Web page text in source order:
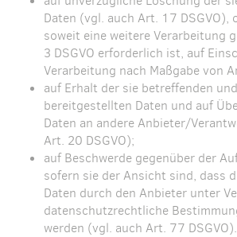
Daten (vgl. auch Art. 17 DSGVO),
soweit eine weitere Verarbeitung
3 DSGVO erforderlich ist, auf
Verarbeitung nach Maßgabe von
auf Erhalt der sie betreffenden
bereitgestellten Daten und auf
Daten an andere Anbieter/
Art. 20 DSGVO);
auf Beschwerde gegenüber der
sofern sie der Ansicht sind, dass
Daten durch den Anbieter unter
datenschutzrechtliche
werden (vgl. auch Art. 77 DSGVO).